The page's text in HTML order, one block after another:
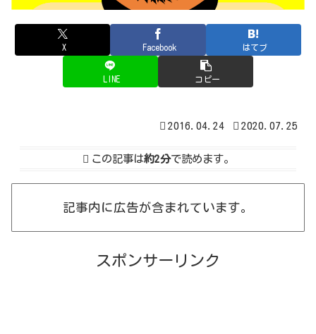
X Facebook はてブ
LINE コピー
2016.04.24 2020.07.25
この記事は約2分で読めます。
記事内に広告が含まれています。
スポンサーリンク